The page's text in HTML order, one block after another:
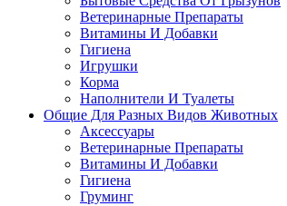
Ветеринарные Препараты
Витамины И Добавки
Гигиена
Игрушки
Корма
Наполнители И Туалеты
Общие Для Разных Видов Животных
Аксессуары
Ветеринарные Препараты
Витамины И Добавки
Гигиена
Груминг